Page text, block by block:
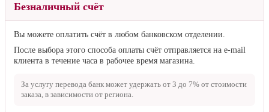
Безналичный счёт
Вы можете оплатить счёт в любом банковском отделении.
После выбора этого способа оплаты счёт отправляется на e-mail
клиента в течение часа в рабочее время магазина.
За услугу перевода банк может удержать от 3 до 7% от стоимости
заказа, в зависимости от региона.